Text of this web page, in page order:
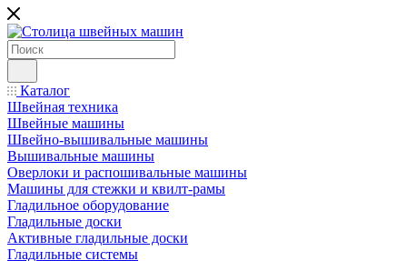
Каталог
Швейная техника
Швейные машины
Швейно-вышивальные машины
Вышивальные машины
Оверлоки и распошивальные машины
Машины для стежки и квилт-рамы
Гладильное оборудование
Гладильные доски
Активные гладильные доски
Гладильные системы